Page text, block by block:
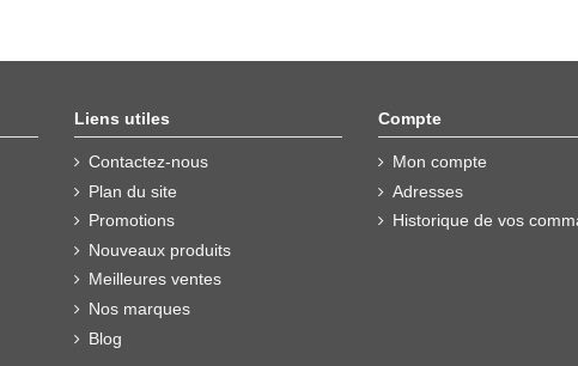
Liens utiles
Contactez-nous
Plan du site
Promotions
Nouveaux produits
Meilleures ventes
Nos marques
Blog
Compte
Mon compte
Adresses
Historique de vos